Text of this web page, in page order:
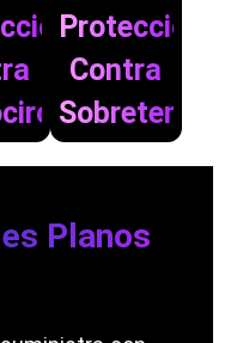
Protección
Contra
Planos